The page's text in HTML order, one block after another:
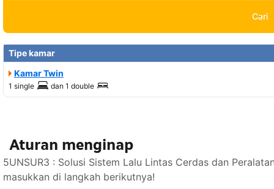
Cari
Tipe kamar
Kamar Twin
1 single dan 1 double
Aturan menginap
5UNSUR3 : Solusi Sistem Lalu Lintas Cerdas dan
masukkan di langkah berikutnya!